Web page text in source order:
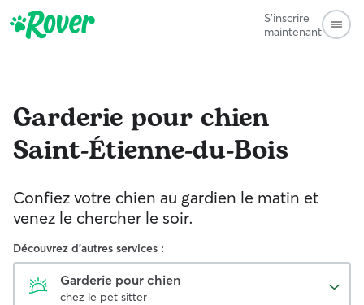
S'inscrire
maintenant
Garderie pour chien
Saint-Étienne-du-Bois
Confiez votre chien au gardien le matin et
venez le chercher le soir.
Découvrez d'autres services :
Garderie pour chien
chez le pet sitter